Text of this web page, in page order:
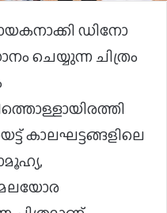
ഡിനോ
ചെയ്യുന്ന ചിത്രം
കാലഘട്ടങ്ങളിലെ